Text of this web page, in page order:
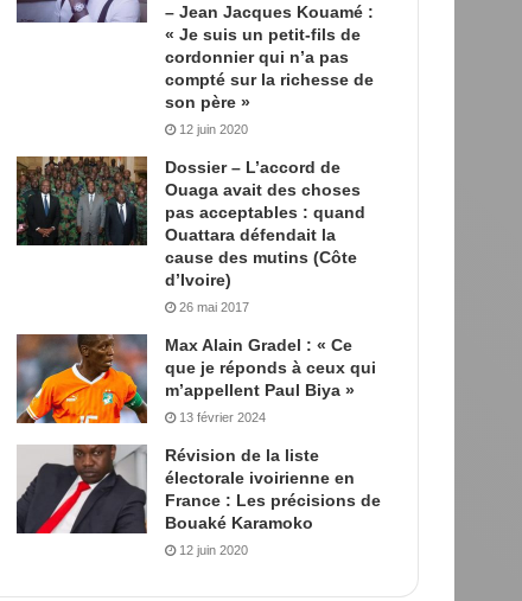
– Jean Jacques Kouamé :
« Je suis un petit-fils de
cordonnier qui n’a pas
compté sur la richesse de
son père »
12 juin 2020
Dossier – L’accord de
Ouaga avait des choses
pas acceptables : quand
Ouattara défendait la
cause des mutins (Côte
d’Ivoire)
26 mai 2017
Max Alain Gradel : « Ce
que je réponds à ceux qui
m’appellent Paul Biya »
13 février 2024
Révision de la liste
électorale ivoirienne en
France : Les précisions de
Bouaké Karamoko
12 juin 2020